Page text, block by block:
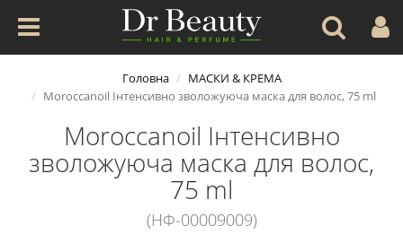
Головна
МАСКИ & КРЕМА
Moroccanoil Інтенсивно зволожуюча маска для волос, 75 ml
Moroccanoil Інтенсивно
зволожуюча маска для волос,
75 ml
(НФ-00009009)